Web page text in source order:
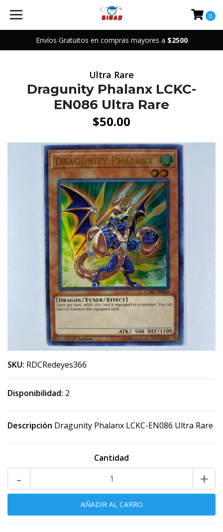
Envíos Gratuitos en compras mayores a $2500
0
Ultra Rare
Dragunity Phalanx LCKC-
EN086 Ultra Rare
$50.00
SKU: RDCRedeyes366
Disponibilidad: 2
Descripción Dragunity Phalanx LCKC-EN086 Ultra Rare
Cantidad
+
-